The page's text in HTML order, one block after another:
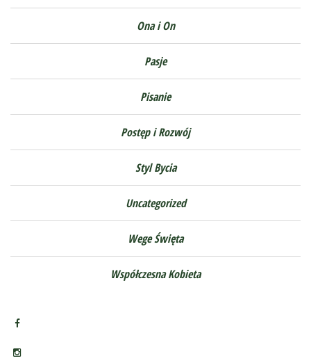
Ona i On
Pasje
Pisanie
Postęp i Rozwój
Styl Bycia
Uncategorized
Wege Święta
Współczesna Kobieta